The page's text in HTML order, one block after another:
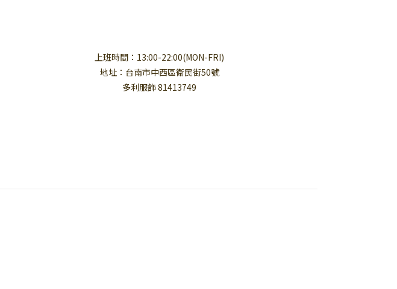
上班時間：13:00-22:00(MON-FRI)
地址：台南市中西區衛民街50號
多利服飾 81413749